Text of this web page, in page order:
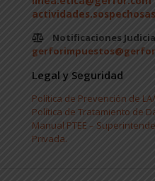
Notificaciones
Legal y Seguridad
Política de Prevención de LA/
Política de Tratamiento de
Manual PTEE –
Privada.